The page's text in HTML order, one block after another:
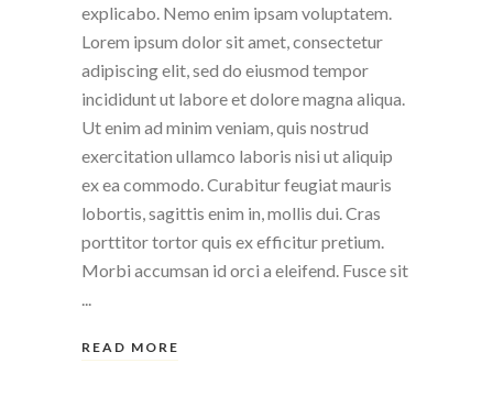
explicabo. Nemo enim ipsam voluptatem.
Lorem ipsum dolor sit amet, consectetur
adipiscing elit, sed do eiusmod tempor
incididunt ut labore et dolore magna aliqua.
Ut enim ad minim veniam, quis nostrud
exercitation ullamco laboris nisi ut aliquip
ex ea commodo. Curabitur feugiat mauris
lobortis, sagittis enim in, mollis dui. Cras
porttitor tortor quis ex efficitur pretium.
Morbi accumsan id orci a eleifend. Fusce sit
READ MORE